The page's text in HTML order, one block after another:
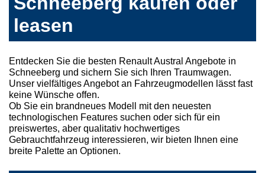
leasen
Entdecken Sie die besten Renault Austral Angebote in
Schneeberg und sichern Sie sich Ihren Traumwagen.
Unser vielfältiges Angebot an Fahrzeugmodellen lässt fast
keine Wünsche offen.
Ob Sie ein brandneues Modell mit den neuesten
technologischen Features suchen oder sich für ein
preiswertes, aber qualitativ hochwertiges
Gebrauchtfahrzeug interessieren, wir bieten Ihnen eine
breite Palette an Optionen.